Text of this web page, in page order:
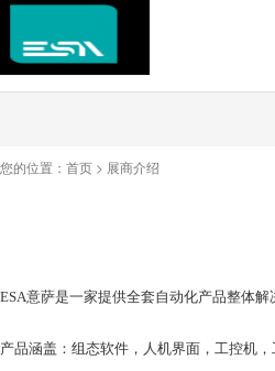
您的位置： 首页 > 展商介绍
ESA意萨是一家提供全套自动化产品整体
产品涵盖：组态软件，人机界面，工控机，